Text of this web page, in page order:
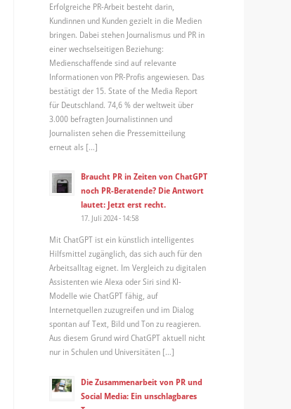
Erfolgreiche PR-Arbeit besteht darin,
Kundinnen und Kunden gezielt in die Medien
bringen. Dabei stehen Journalismus und PR in
einer wechselseitigen Beziehung:
Medienschaffende sind auf relevante
Informationen von PR-Profis angewiesen. Das
bestätigt der 15. State of the Media Report
für Deutschland. 74,6 % der weltweit über
3.000 befragten Journalistinnen und
Journalisten sehen die Pressemitteilung
erneut als […]
Braucht PR in Zeiten von ChatGPT
noch PR-Beratende? Die Antwort
lautet: Jetzt erst recht.
17. Juli 2024 - 14:58
Mit ChatGPT ist ein künstlich intelligentes
Hilfsmittel zugänglich, das sich auch für den
Arbeitsalltag eignet. Im Vergleich zu digitalen
Assistenten wie Alexa oder Siri sind KI-
Modelle wie ChatGPT fähig, auf
Internetquellen zuzugreifen und im Dialog
spontan auf Text, Bild und Ton zu reagieren.
Aus diesem Grund wird ChatGPT aktuell nicht
nur in Schulen und Universitäten […]
Die Zusammenarbeit von PR und
Social Media: Ein unschlagbares